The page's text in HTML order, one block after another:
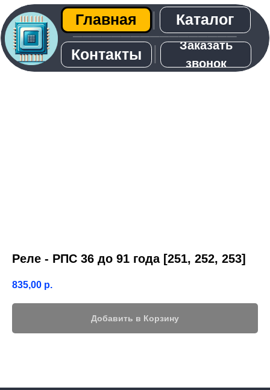
Главная Каталог
Контакты
─────────────────
│
Заказать
звонок
│
Реле - РПС 36 до 91 года [251, 252, 253]
835,00 р.
Добавить в Корзину